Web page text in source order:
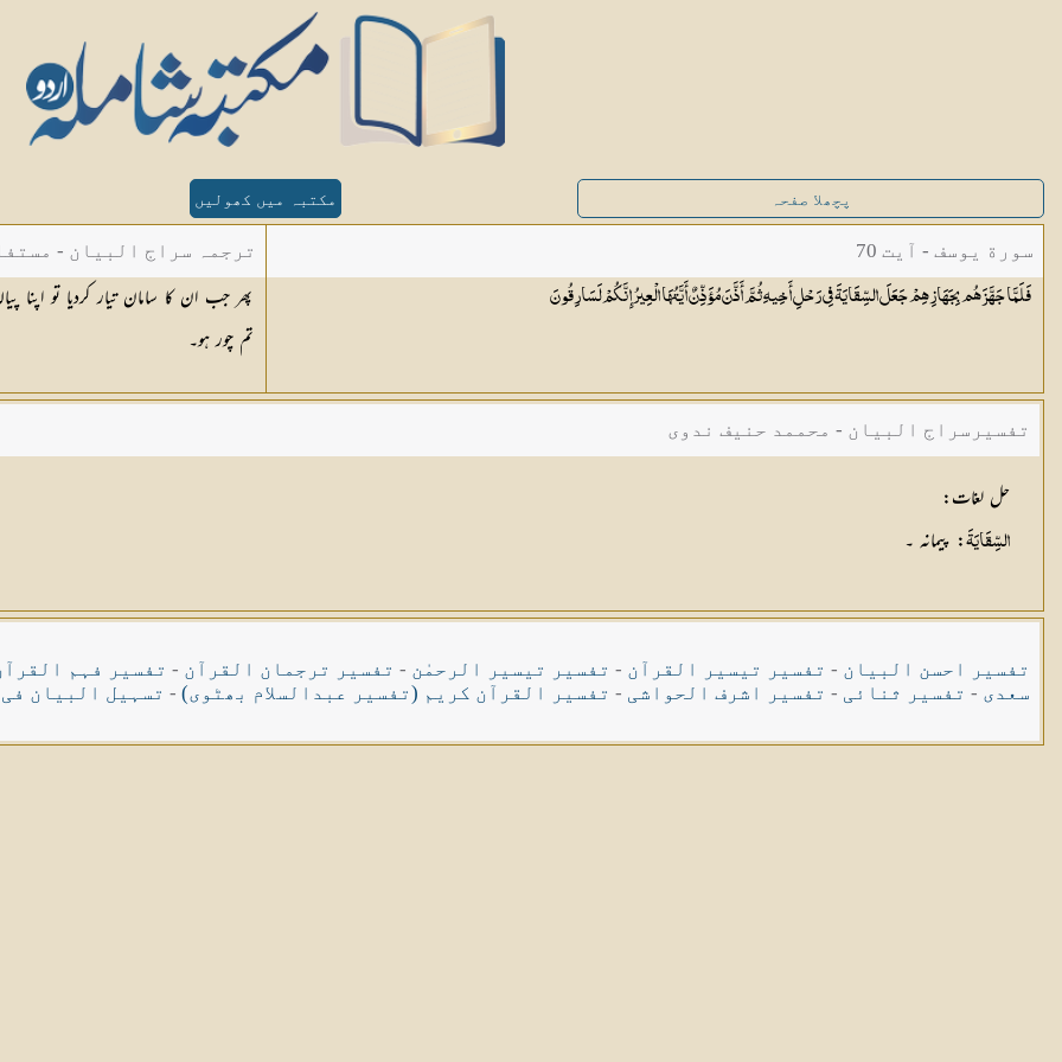
پچھلا صفحہ مکتبہ میں کھولیں
سورة یوسف - آیت 70
فَلَمَّا جَهَّزَهُم بِجَهَازِهِمْ جَعَلَ السِّقَايَةَ فِي رَحْلِ أَخِيهِ ثُمَّ أَذَّنَ مُؤَذِّنٌ أَيَّتُهَا الْعِيرُ إِنَّكُمْلَسَارِقُونَ
ترجمہ سراج البیان -
الدین دھلوی
پھر جب ان کا سامان تیار کردیا تو اپنا
تم چور ہو۔
تفسیرسراج البیان - محممد حنیف ندوی
حل لغات:
السِّقَايَةَ: پیمانہ ۔
تفسیر احسن البیان - تفسیر تیسیر القرآن - تفسیر تیسیر الرحمٰن - تفسیر ترجمان القرآن - تفسیر فہم
سعدی - تفسیر ثنائی - تفسیر اشرف الحواشی - تفسیر القرآن کریم (تفسیر عبدالسلام بھٹوی) - تسہیل البیان